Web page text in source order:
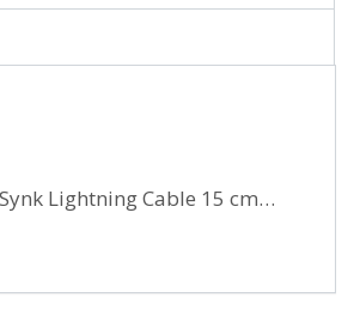
Lightning Cable 15 cm…